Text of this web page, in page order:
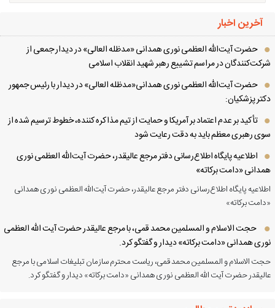
آخرین اخبار
حضرت آیت‌الله العظمی نوری همدانی «مدظله العالی» در دیدار جمعی از
در مراسم تشییع رهبر شهید انقلاب اسلامی
حضرت آیت‌الله العظمی نوری همدانی«مدظله العالی» در دیدار با رئیس جمهور
پزشکیان:
تأکید بر عدم اعتماد بر آمریکا و حمایت از تیم مذاکره کننده، خطوط ترسیم شده از
رهبری معظم باید به دقت رعایت شود
اطلاعیه پایگاه اطلاع‌رسانی دفتر مرجع عالیقدر، حضرت آیت‌الله العظمی نوری
«دامت برکاته»
پایگاه اطلاع‌رسانی دفتر مرجع عالیقدر، حضرت آیت‌الله العظمی نوری همدانی
برکاته»
حجت الاسلام و المسلمین محمد قمی، با مرجع عالیقدر حضرت آیت الله العظمی
همدانی «دامت برکاته» دیدار و گفتگو کرد.
الاسلام و المسلمین محمد قمی، ریاست محترم سازمان تبلیغات اسلامی با مرجع
حضرت آیت الله العظمی نوری همدانی «دامت برکاته» دیدار و گفتگو کرد.